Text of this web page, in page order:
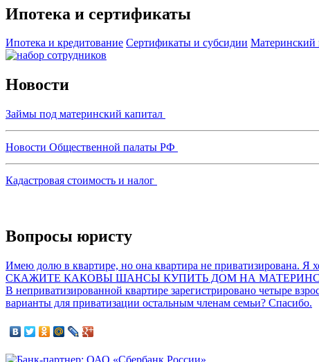
Ипотека и сертификаты
Ипотека и кредитование Сертификаты и субсидии Материнский
Новости
Займы под материнский капитал
Новости Общественной палаты РФ
Кадастровая стоимость и налог
Вопросы юристу
Имею долю в квартире, но она квартира не приватизирована. Я
СКАЖИТЕ КАКОВЫ ШАНСЫ КУПИТЬ ДОМ НА
В неприватизированной квартире зарегистрировано четыре
варианты для приватизации остальным членам семьи? Спасибо.